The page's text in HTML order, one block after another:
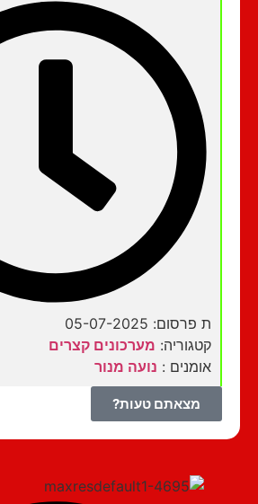
ת פרסום: 05-07-2025
קטגוריה:מערכונים קצרים
אומנים :נועה מנור
מצאתם טעות?